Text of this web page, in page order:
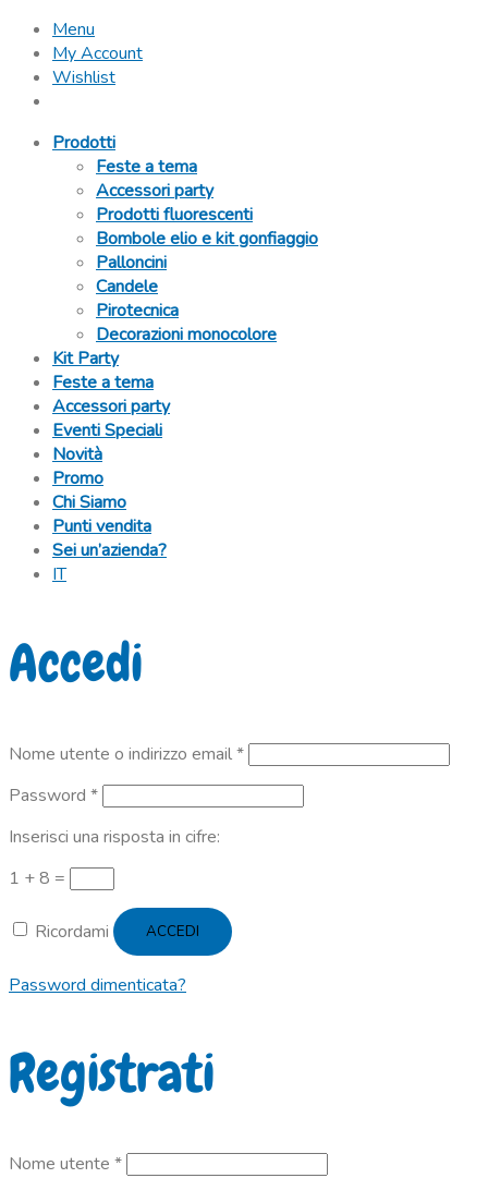
Menu
My Account
Wishlist
Prodotti
Feste a tema
Accessori party
Prodotti fluorescenti
Bombole elio e kit gonfiaggio
Palloncini
Candele
Pirotecnica
Decorazioni monocolore
Kit Party
Feste a tema
Accessori party
Eventi Speciali
Novità
Promo
Chi Siamo
Punti vendita
Sei un’azienda?
IT
Accedi
Nome utente o indirizzo email*Richiesto
Password *Richiesto
Inserisci una risposta in cifre:
1 + 8 =
Ricordami ACCEDI
Password dimenticata?
Registrati
Nome utente *Richiesto